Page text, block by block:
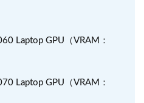
Laptop GPU（VRAM：
Laptop GPU（VRAM：